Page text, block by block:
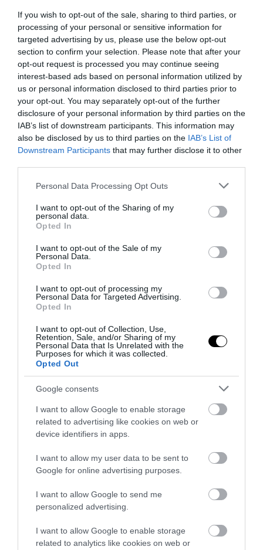
If you wish to opt-out of the sale, sharing to third parties, or
processing of your personal or sensitive information for
targeted advertising by us, please use the below opt-out
section to confirm your selection. Please note that after your
opt-out request is processed you may continue seeing
interest-based ads based on personal information utilized by
us or personal information disclosed to third parties prior to
your opt-out. You may separately opt-out of the further
disclosure of your personal information by third parties on the
IAB’s list of downstream participants. This information may
also be disclosed by us to third parties on the IAB’s List of
Downstream Participants that may further disclose it to other
Please note that this website/app uses one or more Google
not limited to your visit or usage behaviour. You may click to
grant or deny consent to Google and its third-party tags to
use your data for below specified purposes in below Google
consent section.
Personal Data Processing Opt Outs
I want to opt-out of the Sharing of my
personal data.
Opted In
I want to opt-out of the Sale of my
Personal Data.
Opted In
I want to opt-out of processing my
Personal Data for Targeted Advertising.
Opted In
I want to opt-out of Collection, Use,
Retention, Sale, and/or Sharing of my
Personal Data that Is Unrelated with the
Purposes for which it was collected.
Opted Out
Google consents
I want to allow Google to enable storage
related to advertising like cookies on web or
device identifiers in apps.
I want to allow my user data to be sent to
Google for online advertising purposes.
I want to allow Google to send me
personalized advertising.
I want to allow Google to enable storage
related to analytics like cookies on web or